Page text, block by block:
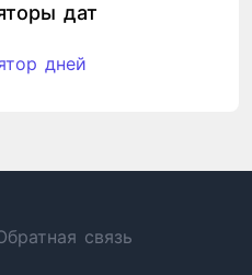
дат
дней
связь